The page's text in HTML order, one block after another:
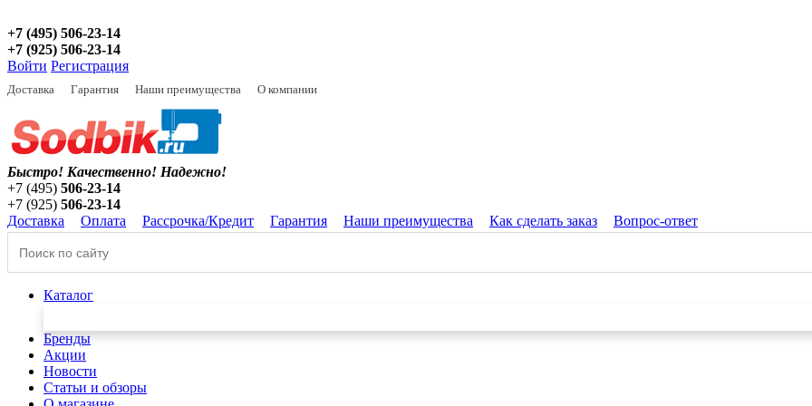
+7 (495) 506-23-14
+7 (925) 506-23-14
Войти Регистрация
Доставка Гарантия Наши преимущества О компании
Быстро! Качественно! Надежно!
+7 (495) 506-23-14
+7 (925) 506-23-14
Доставка
Оплата Рассрочка/Кредит Гарантия Наши преимущества Как сделать заказ Вопрос-ответ
Каталог
Бренды
Акции
Новости
Статьи и обзоры